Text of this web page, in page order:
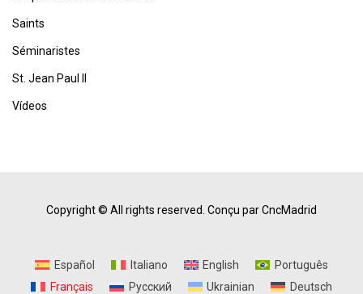
Saints
Séminaristes
St. Jean Paul II
Vídeos
Copyright © All rights reserved. Conçu par CncMadrid
Español Italiano English
Português
Français
Русский Ukrainian Deutsch